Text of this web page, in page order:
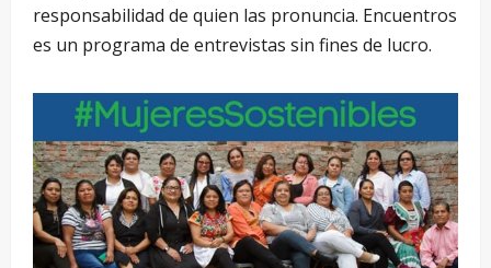
responsabilidad de quien las pronuncia. Encuentros
es un programa de entrevistas sin fines de lucro.